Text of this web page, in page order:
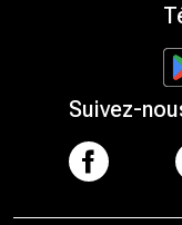
Suivez-